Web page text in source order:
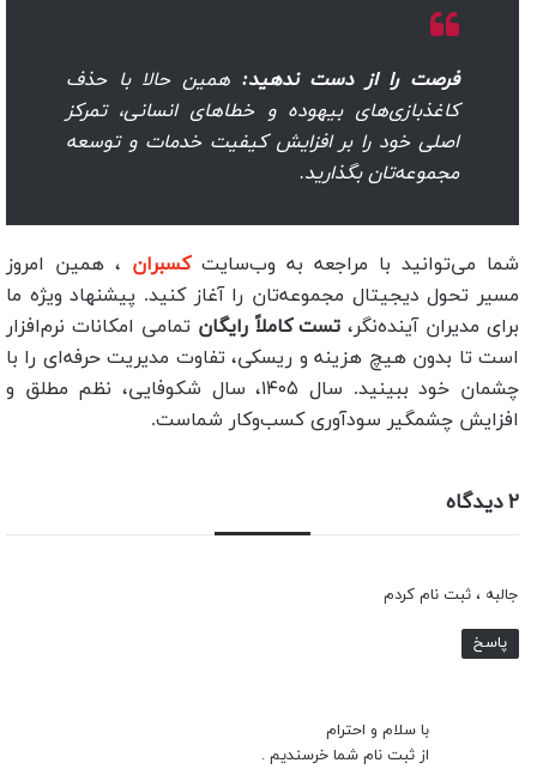
فرصت را از دست ندهید: همین حالا با حذف
کاغذبازی‌های بیهوده و خطاهای انسانی، تمرکز
اصلی خود را بر افزایش کیفیت خدمات و توسعه
مجموعه‌تان بگذارید.
شما می‌توانید با مراجعه به وب‌سایتکسبران ، همین امروز
مسیر تحول دیجیتال مجموعه‌تان را آغاز کنید. پیشنهاد ویژه ما
برای مدیران آینده‌نگر، تست کاملاً رایگان تمامی امکانات نرم‌افزار
است تا بدون هیچ هزینه و ریسکی، تفاوت مدیریت حرفه‌ای را با
چشمان خود ببینید. سال ۱۴۰۵، سال شکوفایی، نظم مطلق و
افزایش چشمگیر سودآوری کسب‌وکار شماست.
۲ دیدگاه
جالبه ، ثبت نام کردم
پاسخ
با سلام و احترام
از ثبت نام شما خرسندیم .